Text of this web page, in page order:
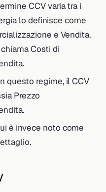
CCV varia tra i
lo definisce come
e Vendita,
Costi di
questo regime, il CCV
Prezzo
è invece noto come